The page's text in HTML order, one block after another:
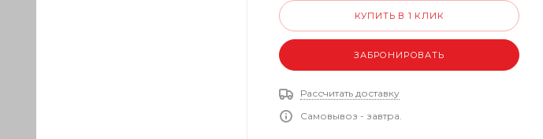
КУПИТЬ В 1 КЛИК
ЗАБРОНИРОВАТЬ
Рассчитать доставку
Самовывоз - завтра.